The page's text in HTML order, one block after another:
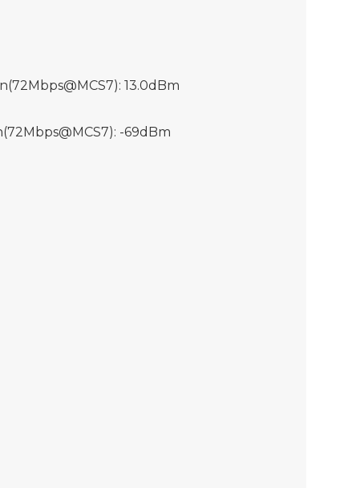
13.0dBm
-69dBm